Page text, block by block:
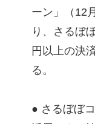
ーン」（12
り、さるぼ
円以上の決
る。
● さるぼぼ